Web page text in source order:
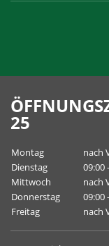
25
Montag
nach
Dienstag
09:00
Mittwoch
nach
Donnerstag
09:00
Freitag
nach